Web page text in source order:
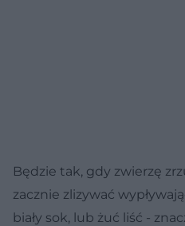
Będzie tak, gdy zwierzę
zacznie zlizywać
biały sok, lub żuć liść -